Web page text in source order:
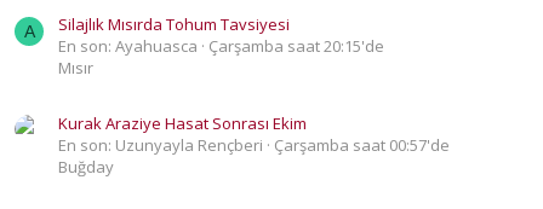
A
Silajlık Mısırda Tohum Tavsiyesi
En son: Ayahuasca
Çarşamba saat 20:15'de
Mısır
Kurak Araziye Hasat Sonrası Ekim
En son: Uzunyayla Rençberi
Çarşamba saat 00:57'de
Buğday